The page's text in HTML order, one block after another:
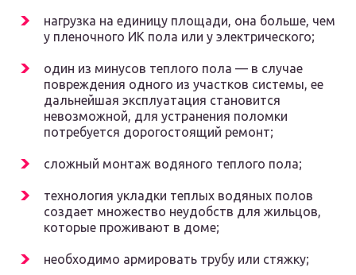
нагрузка на единицу площади, она больше, чем
у пленочного ИК пола или у электрического;
один из минусов теплого пола — в случае
повреждения одного из участков системы, ее
дальнейшая эксплуатация становится
невозможной, для устранения поломки
потребуется дорогостоящий ремонт;
сложный монтаж водяного теплого пола;
технология укладки теплых водяных полов
создает множество неудобств для жильцов,
которые проживают в доме;
необходимо армировать трубу или стяжку;